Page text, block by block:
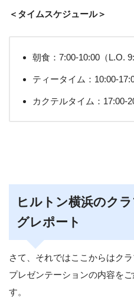
＜タイムスケジュール＞
朝食：7:00-10:00（L.O.
ティータイム：10:00-
カクテルタイム：17:00-
ヒルトン横浜のク
グレポート
さて、それではここからはク
プレゼンテーションの内容を
す。